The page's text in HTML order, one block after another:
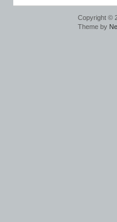
Copyright ©
Theme by